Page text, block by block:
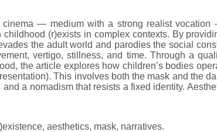
cinema — medium with a strong realist
childhood (r)exists in complex contexts. By
the adult world and parodies the social
vertigo, stillness, and time. Through a
the article explores how children’s bodies
This involves both the mask and the
a nomadism that resists a fixed identity.
aesthetics, mask, narratives.